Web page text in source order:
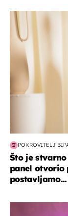
moda & ljepota
POKROVITELJ
Što je
panel otvorio
postavljamo...